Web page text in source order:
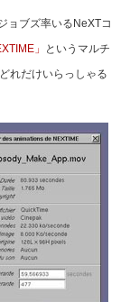
ョブズ率いるNeXTコ
」
というマルチ
れだけいらっしゃる